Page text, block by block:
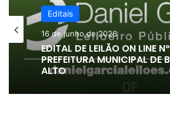
Editais
16 de junho de 2026
EDITAL DE LEILÃO ON LINE
PREFEITURA MUNICIPAL DE
ALTO